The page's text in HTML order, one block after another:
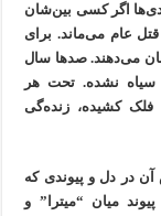
اگر کسی بین‌شان
عام می‌ماند. برای
می‌دهند. صدها سال
سیاه نشده. تحت هر
کشیده، زنده‌گی
در دل و پیوندی که
میان “میترا” و